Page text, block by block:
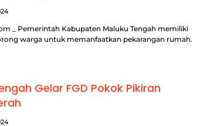
_ Pemerintah Kabupaten Maluku Tengah memiliki
warga untuk memanfaatkan pekarangan rumah.
Gelar FGD Pokok Pikiran